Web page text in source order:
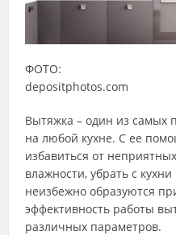
ФОТО:
depositphotos.com
Вытяжка – один из самых
на любой кухне. С ее
избавиться от
влажности, убрать с
неизбежно образуются
эффективность работы
различных параметров.